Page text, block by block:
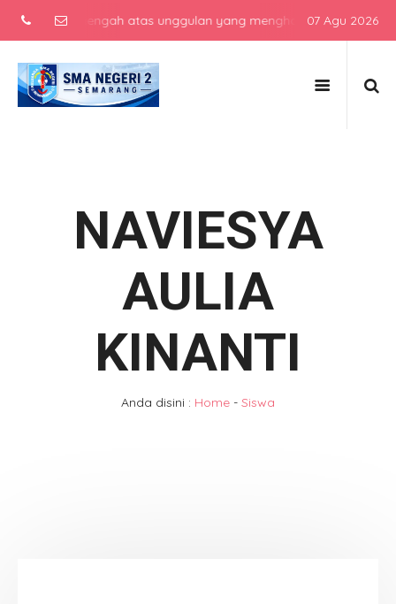
menengah atas unggulan yang menghasilkan lulusan
07 Agu 2026
NAVIESYA
AULIA
KINANTI
Anda disini : Home - Siswa